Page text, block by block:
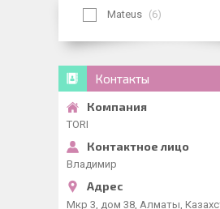
Mateus
6
Контакты
TORI
Владимир
Мкр 3, дом 38, Алматы,